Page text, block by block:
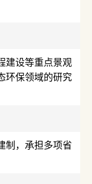
建设等重点景观
环保领域的研究
制，承担多项省